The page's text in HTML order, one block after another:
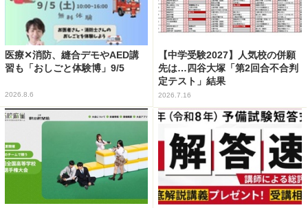
医療✕消防、縫合デモやAED講
習も「おしごと体験博」9/5
2026.8.6
【中学受験2027】人気校の併願
先は…四谷大塚「第2回合不合判
定テスト」結果
2026.7.16